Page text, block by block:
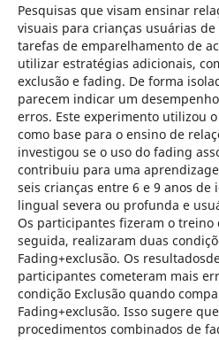
Pesquisas que visam ensinar
visuais para crianças usuárias
tarefas de emparelhamento de
utilizar estratégias adicionais,
exclusão e fading. De forma
parecem indicar um
erros. Este experimento utilizou
como base para o ensino de
investigou se o uso do fading
contribuiu para uma
seis crianças entre 6 e 9 anos de
lingual severa ou profunda e
Os participantes fizeram o treino
seguida, realizaram duas
Fading+exclusão. Os
participantes cometeram mais
condição Exclusão quando
Fading+exclusão. Isso sugere
procedimentos combinados de